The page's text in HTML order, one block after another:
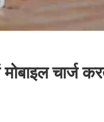
मोबाइल